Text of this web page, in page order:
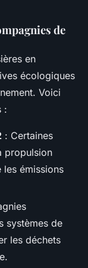
de
en
écologiques
Voici
:
: Certaines
propulsion
émissions
systèmes de
les déchets